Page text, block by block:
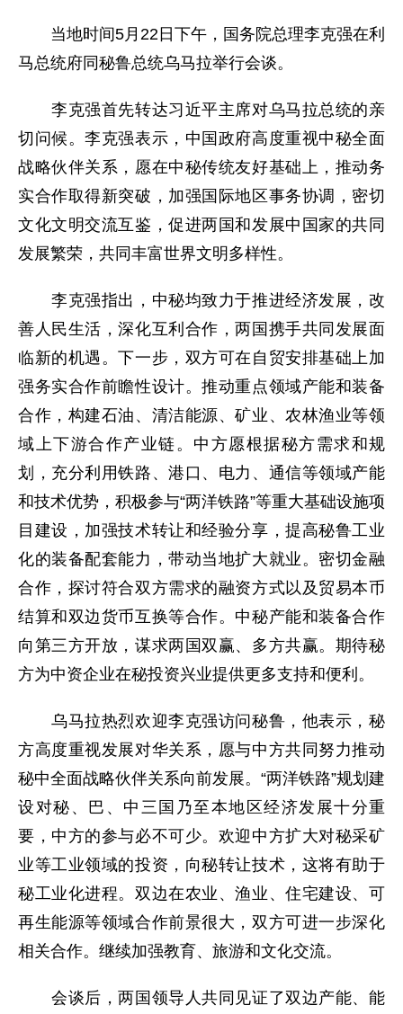
当地时间5月22日下午，国务院总理李克强在利
马总统府同秘鲁总统乌马拉举行会谈。
李克强首先转达习近平主席对乌马拉总统的亲
切问候。李克强表示，中国政府高度重视中秘全面
战略伙伴关系，愿在中秘传统友好基础上，推动务
实合作取得新突破，加强国际地区事务协调，密切
文化文明交流互鉴，促进两国和发展中国家的共同
发展繁荣，共同丰富世界文明多样性。
李克强指出，中秘均致力于推进经济发展，改
善人民生活，深化互利合作，两国携手共同发展面
临新的机遇。下一步，双方可在自贸安排基础上加
强务实合作前瞻性设计。推动重点领域产能和装备
合作，构建石油、清洁能源、矿业、农林渔业等领
域上下游合作产业链。中方愿根据秘方需求和规
划，充分利用铁路、港口、电力、通信等领域产能
和技术优势，积极参与“两洋铁路”等重大基础设施项
目建设，加强技术转让和经验分享，提高秘鲁工业
化的装备配套能力，带动当地扩大就业。密切金融
合作，探讨符合双方需求的融资方式以及贸易本币
结算和双边货币互换等合作。中秘产能和装备合作
向第三方开放，谋求两国双赢、多方共赢。期待秘
方为中资企业在秘投资兴业提供更多支持和便利。
乌马拉热烈欢迎李克强访问秘鲁，他表示，秘
方高度重视发展对华关系，愿与中方共同努力推动
秘中全面战略伙伴关系向前发展。“两洋铁路”规划建
设对秘、巴、中三国乃至本地区经济发展十分重
要，中方的参与必不可少。欢迎中方扩大对秘采矿
业等工业领域的投资，向秘转让技术，这将有助于
秘工业化进程。双边在农业、渔业、住宅建设、可
再生能源等领域合作前景很大，双方可进一步深化
相关合作。继续加强教育、旅游和文化交流。
会谈后，两国领导人共同见证了双边产能、能